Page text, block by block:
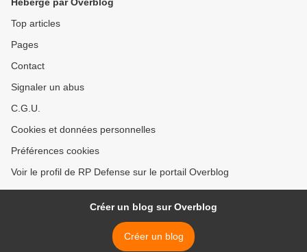
Top articles
Pages
Contact
Signaler un abus
C.G.U.
Cookies et données personnelles
Préférences cookies
Voir le profil de RP Defense sur le portail Overblog
Créer un blog sur Overblog
Créer un blog